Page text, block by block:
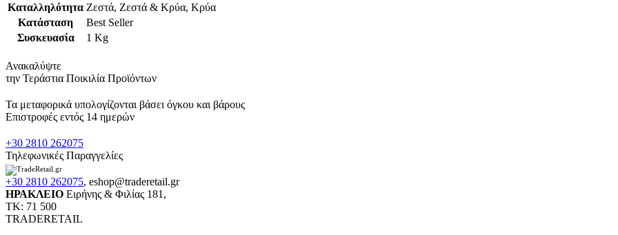
Καταλληλότητα Ζεστά, Ζεστά & Κρύα, Κρύα
Κατάσταση
Best Seller
Συσκευασία
1 Kg
Ανακαλύψτε
την Τεράστια Ποικιλία Προϊόντων
Τα μεταφορικά υπολογίζονται βάσει όγκου και βάρους
Επιστροφές εντός 14 ημερών
+30 2810 262075
Τηλεφωνικές Παραγγελίες
+30 2810 262075, eshop@traderetail.gr
ΗΡΑΚΛΕΙΟ Ειρήνης & Φιλίας 181,
ΤΚ: 71 500
TRADERETAIL